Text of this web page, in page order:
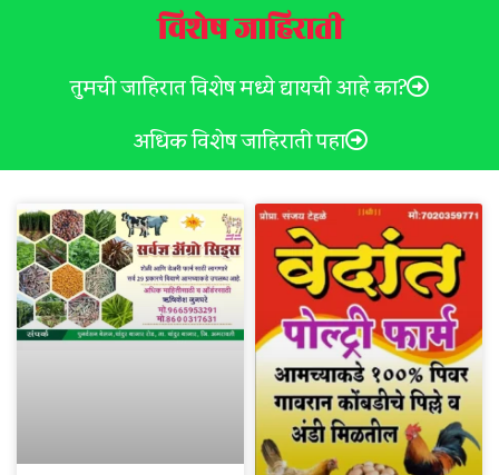
विशेष जाहिराती
तुमची जाहिरात विशेष मध्ये द्यायची आहे का?
अधिक विशेष जाहिराती पहा